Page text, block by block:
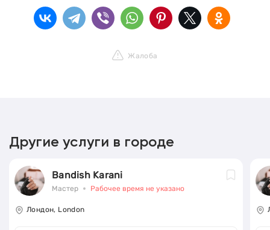
Жалоба
Другие услуги в городе
Bandish Karani
Мастер Рабочее время не указано
Лондон, London